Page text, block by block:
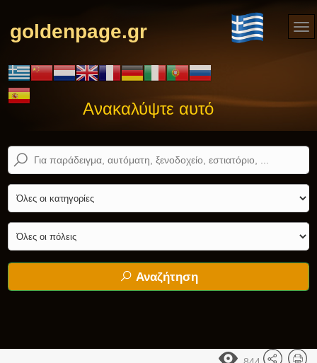
goldenpage.gr
Ανακαλύψτε αυτό που
Αναζήτηση